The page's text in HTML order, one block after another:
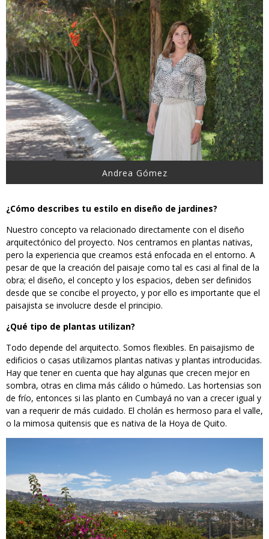
Andrea Gómez
¿Cómo describes tu estilo en diseño de jardines?
Nuestro concepto va relacionado directamente con el diseño
arquitectónico del proyecto. Nos centramos en plantas nativas,
pero la experiencia que creamos está enfocada en el entorno. A
pesar de que la creación del paisaje como tal es casi al final de la
obra; el diseño, el concepto y los espacios, deben ser definidos
desde que se concibe el proyecto, y por ello es importante que el
paisajista se involucre desde el principio.
¿Qué tipo de plantas utilizan?
Todo depende del arquitecto. Somos flexibles. En paisajismo de
edificios o casas utilizamos plantas nativas y plantas introducidas.
Hay que tener en cuenta que hay algunas que crecen mejor en
sombra, otras en clima más cálido o húmedo. Las hortensias son
de frío, entonces si las planto en Cumbayá no van a crecer igual y
van a requerir de más cuidado. El cholán es hermoso para el valle,
o la mimosa quitensis que es nativa de la Hoya de Quito.